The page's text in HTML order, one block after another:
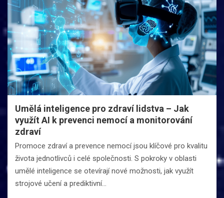
Umělá inteligence pro zdraví lidstva – Jak
využít AI k prevenci nemocí a monitorování
zdraví
Promoce zdraví a prevence nemocí jsou klíčové pro kvalitu
života jednotlivců i celé společnosti. S pokroky v oblasti
umělé inteligence se otevírají nové možnosti, jak využít
strojové učení a prediktivní…